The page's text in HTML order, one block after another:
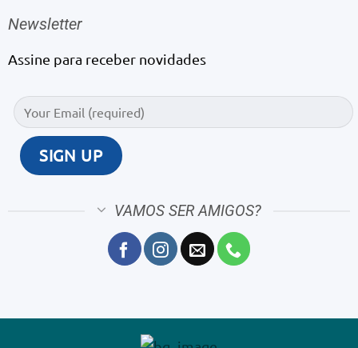
Newsletter
Assine para receber novidades
VAMOS SER AMIGOS?